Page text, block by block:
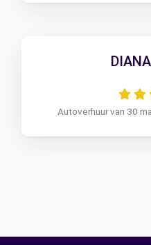
Autoverhuur van 30